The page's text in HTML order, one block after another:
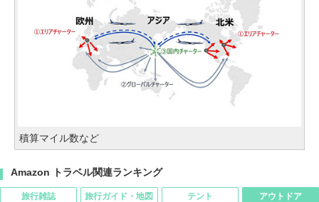
積算マイル数など
Amazon トラベル関連ランキング
旅行雑誌 旅行ガイド・地図 テント アウトドア